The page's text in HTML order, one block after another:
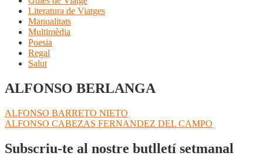
Literatura de Viatges
Manualitats
Multimèdia
Poesia
Regal
Salut
ALFONSO BERLANGA
Navegació
d'entrades
Entrada
anterior:
ALFONSO BARRETO NIETO
Pròxima
ALFONSO CABEZAS FERNANDEZ DEL CAMPO
Subscriu-te al nostre butlletí setmanal